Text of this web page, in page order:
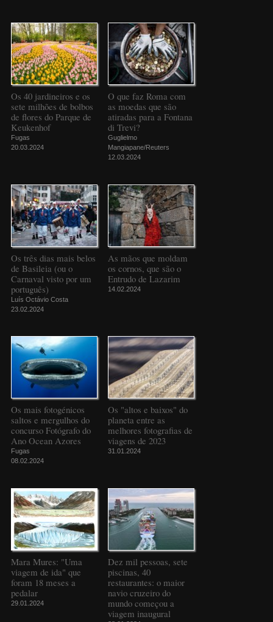
Os 40 jardineiros e os
sete milhões de bolbos
de flores do Parque de
Keukenhof
Fugas
20.03.2024
O que faz Roma com
as moedas que são
atiradas para a Fontana
di Trevi?
Guglielmo
Mangiapane/Reuters
12.03.2024
Os três dias mais belos
de Basileia (ou o
Carnaval visto por um
português)
Luís Octávio Costa
23.02.2024
As mãos que moldam
os cornos, que são o
Entrudo de Lazarim
14.02.2024
Os mais fotogénicos
saltos e mergulhos do
concurso Fotógrafo do
Ano Ocean Azores
Fugas
08.02.2024
Os "altos e baixos" do
planeta entre as
melhores fotografias de
viagens de 2023
31.01.2024
Mara Mures: "Uma
viagem de ida" que
foram 18 meses a
pedalar
29.01.2024
Dez mil pessoas, sete
piscinas, 40
restaurantes: o maior
navio cruzeiro do
mundo começou a
viagem inaugural